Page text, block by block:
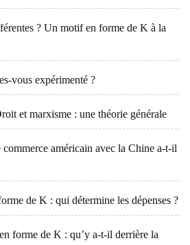
? Un motif en forme de K à la
vous expérimenté ?
et marxisme : une théorie générale
américain avec la Chine a-t-il
de K : qui détermine les dépenses ?
forme de K : qu’y a-t-il derrière la